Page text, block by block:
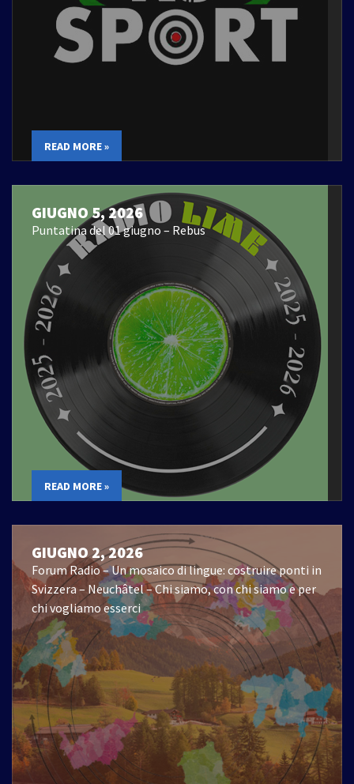
READ MORE »
GIUGNO 5, 2026
Puntatina del 01 giugno – Rebus
READ MORE »
GIUGNO 2, 2026
Forum Radio – Un mosaico di lingue: costruire ponti in
Svizzera – Neuchâtel – Chi siamo, con chi siamo e per
chi vogliamo esserci